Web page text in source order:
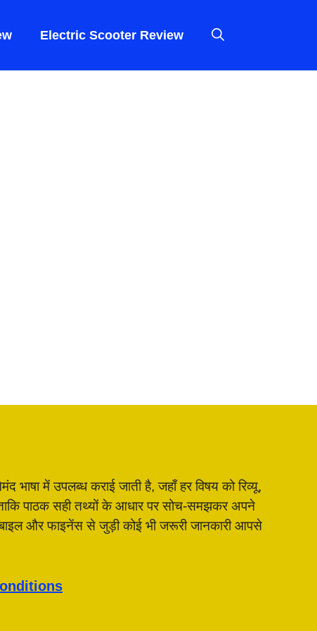
Electric Scooter Review
में उपलब्ध कराई जाती है, जहाँ हर विषय को रिव्यू,
पाठक सही तथ्यों के आधार पर सोच-समझकर अपने
और फाइनेंस से जुड़ी कोई भी जरूरी जानकारी आपसे